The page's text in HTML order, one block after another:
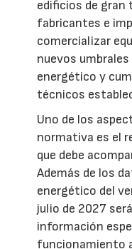
edificios de gran
fabricantes e
comercializar
nuevos
energético y
técnicos
Uno de los
normativa es el
que debe
Además de los
energético del
julio de 2027
información
funcionamiento